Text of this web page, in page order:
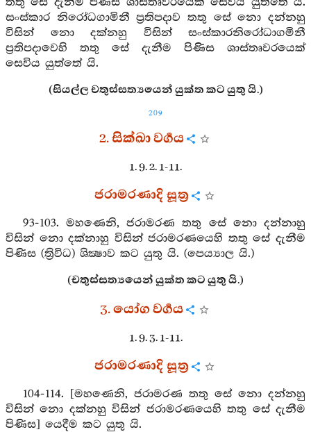
සංස්කාර නිරෝධගාමිනී ප්‍රතිපදාව තතු සේ නො දන්නහු
විසින් නො දක්නහු විසින් සංස්කාරනිරෝධාගමිනී
ප්‍රතිපදාවෙහි තතු සේ දැනීම පිණිස ශාස්තෘවරයෙක්
සෙවිය යුත්තේ යි.
(සියල්ල චතුස්සත්‍යයෙන් යුක්ත කට යුතු යි.)
209
2. සික්ඛා වර්‍ගය
1. 9. 2. 1-11.
ජරාමරණාදි සූත්‍ර
93-103. මහණෙනි, ජරාමරණ තතු සේ නො දන්නාහු
විසින් නො දක්නාහු විසින් ජරාමරණයෙහි තතු සේ දැනීම
පිණිස (ත්‍රිවිධ) ශික්‍ෂාව කට යුතු යි. (පෙය්‍යාල යි.)
(චතුස්සත්‍යයෙන් යුක්ත කට යුතු යි.)
3. යෝග වර්‍ගය
1. 9. 3. 1-11.
ජරාමරණාදි සූත්‍ර
104-114. [මහණෙනි, ජරාමරණ තතු සේ නො දන්නහු
විසින් නො දක්නහු විසින් ජරාමරණයෙහි තතු සේ දැනීම
පිණිස] යෙදීම කට යුතු යි.